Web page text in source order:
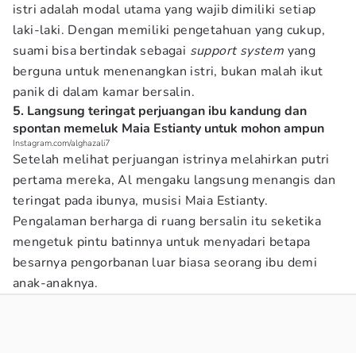
istri adalah modal utama yang wajib dimiliki setiap
laki-laki. Dengan memiliki pengetahuan yang cukup,
suami bisa bertindak sebagai support system yang
berguna untuk menenangkan istri, bukan malah ikut
panik di dalam kamar bersalin.
5. Langsung teringat perjuangan ibu kandung dan
spontan memeluk Maia Estianty untuk mohon ampun
Instagram.com/alghazali7
Setelah melihat perjuangan istrinya melahirkan putri
pertama mereka, Al mengaku langsung menangis dan
teringat pada ibunya, musisi Maia Estianty.
Pengalaman berharga di ruang bersalin itu seketika
mengetuk pintu batinnya untuk menyadari betapa
besarnya pengorbanan luar biasa seorang ibu demi
anak-anaknya.